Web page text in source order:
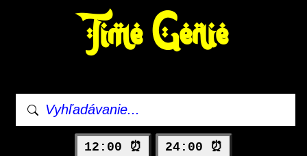
Time Genie
12:00 ⏰ 24:00 ⏰